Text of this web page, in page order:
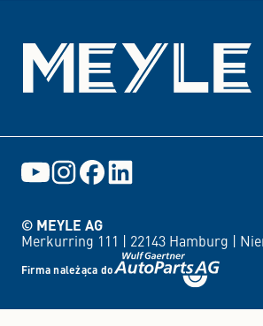
© MEYLE AG
Merkurring 111 | 22143 Hamburg |
Firma należąca do